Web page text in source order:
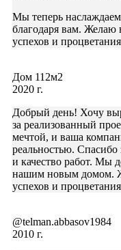
Мы теперь
благодаря вам.
успехов и
Дом 112м2
2020 г.
Добрый день! Хочу
за реализованный
мечтой, и ваша
реальностью. Спасибо
и качество работ. Мы
нашим новым домом.
успехов и
@telman.abbasov1984
2010 г.